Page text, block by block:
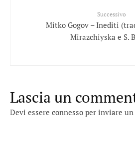
Successivo
Mitko Gogov – Inediti
Mirazchiyska e S.
Lascia un
Devi essere connesso per inviare un